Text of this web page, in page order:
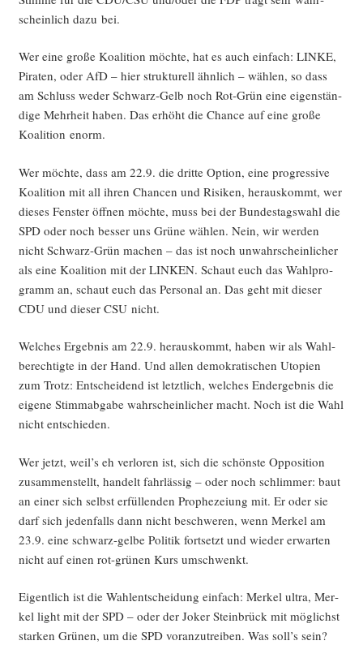
schein­lich dazu bei.
Wer eine gro­ße Koali­ti­on möch­te, hat es auch ein­fach: LINKE,
Pira­ten, oder AfD – hier struk­tu­rell ähn­lich – wäh­len, so dass
am Schluss weder Schwarz-Gelb noch Rot-Grün eine eigen­stän­
di­ge Mehr­heit haben. Das erhöht die Chan­ce auf eine gro­ße
Koali­ti­on enorm.
Wer möch­te, dass am 22.9. die drit­te Opti­on, eine pro­gres­si­ve
Koali­ti­on mit all ihren Chan­cen und Risi­ken, her­aus­kommt, wer
die­ses Fens­ter öff­nen möch­te, muss bei der Bun­des­tags­wahl die
SPD oder noch bes­ser uns Grü­ne wäh­len. Nein, wir wer­den
nicht Schwarz-Grün machen – das ist noch unwahr­schein­li­cher
als eine Koali­ti­on mit der LINKEN. Schaut euch das Wahl­pro­
gramm an, schaut euch das Per­so­nal an. Das geht mit die­ser
CDU und die­ser CSU nicht.
Wel­ches Ergeb­nis am 22.9. her­aus­kommt, haben wir als Wahl­
be­rech­tig­te in der Hand. Und allen demo­kra­ti­schen Uto­pien
zum Trotz: Ent­schei­dend ist letzt­lich, wel­ches End­ergeb­nis die
eige­ne Stimm­ab­ga­be wahr­schein­li­cher macht. Noch ist die Wahl
nicht entschieden.
Wer jetzt, weil’s eh ver­lo­ren ist, sich die schöns­te Oppo­si­ti­on
zusam­men­stellt, han­delt fahr­läs­sig – oder noch schlim­mer: baut
an einer sich selbst erfül­len­den Pro­phe­zei­ung mit. Er oder sie
darf sich jeden­falls dann nicht beschwe­ren, wenn Mer­kel am
23.9. eine schwarz-gel­be Poli­tik fort­setzt und wie­der erwar­ten
nicht auf einen rot-grü­nen Kurs umschwenkt.
Eigent­lich ist die Wahl­ent­schei­dung ein­fach: Mer­kel ultra, Mer­
kel light mit der SPD – oder der Joker Stein­brück mit mög­lichst
star­ken Grü­nen, um die SPD vor­an­zu­trei­ben. Was soll’s sein?